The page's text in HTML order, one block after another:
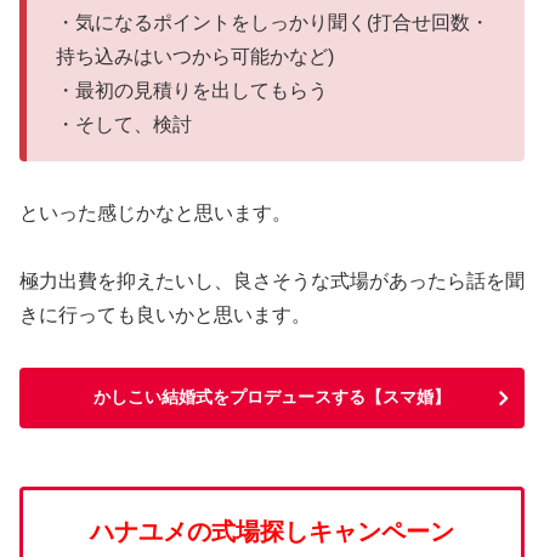
・気になるポイントをしっかり聞く(打合せ回数・
持ち込みはいつから可能かなど)
・最初の見積りを出してもらう
・そして、検討
といった感じかなと思います。
極力出費を抑えたいし、良さそうな式場があったら話を聞
きに行っても良いかと思います。
かしこい結婚式をプロデュースする【スマ婚】
ハナユメの式場探しキャンペーン